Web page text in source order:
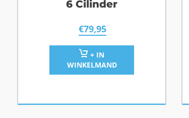
6 Cilinder
€79,95
+ IN
WINKELMAND